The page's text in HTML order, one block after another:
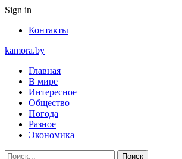
Sign in
Контакты
kamora.by
Главная
В мире
Интересное
Общество
Погода
Разное
Экономика